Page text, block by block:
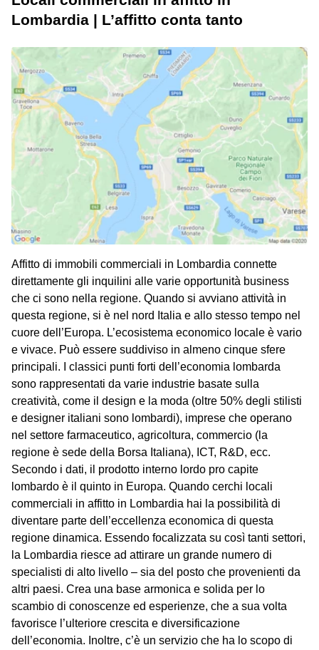
Lombardia | L’affitto conta tanto
Affitto di immobili commerciali in Lombardia connette
direttamente gli inquilini alle varie opportunità business
che ci sono nella regione. Quando si avviano attività in
questa regione, si è nel nord Italia e allo stesso tempo nel
cuore dell’Europa. L’ecosistema economico locale è vario
e vivace. Può essere suddiviso in almeno cinque sfere
principali. I classici punti forti dell’economia lombarda
sono rappresentati da varie industrie basate sulla
creatività, come il design e la moda (oltre 50% degli stilisti
e designer italiani sono lombardi), imprese che operano
nel settore farmaceutico, agricoltura, commercio (la
regione è sede della Borsa Italiana), ICT, R&D, ecc.
Secondo i dati, il prodotto interno lordo pro capite
lombardo è il quinto in Europa. Quando cerchi locali
commerciali in affitto in Lombardia hai la possibilità di
diventare parte dell’eccellenza economica di questa
regione dinamica. Essendo focalizzata su così tanti settori,
la Lombardia riesce ad attirare un grande numero di
specialisti di alto livello – sia del posto che provenienti da
altri paesi. Crea una base armonica e solida per lo
scambio di conoscenze ed esperienze, che a sua volta
favorisce l’ulteriore crescita e diversificazione
dell’economia. Inoltre, c’è un servizio che ha lo scopo di